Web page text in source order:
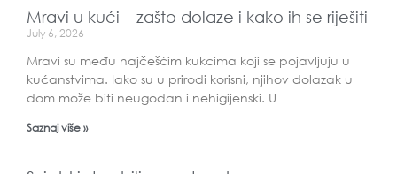
Mravi u kući – zašto dolaze i kako ih se riješiti
July 6, 2026
Mravi su među najčešćim kukcima koji se pojavljuju u
kućanstvima. Iako su u prirodi korisni, njihov dolazak u
dom može biti neugodan i nehigijenski. U
Saznaj više »